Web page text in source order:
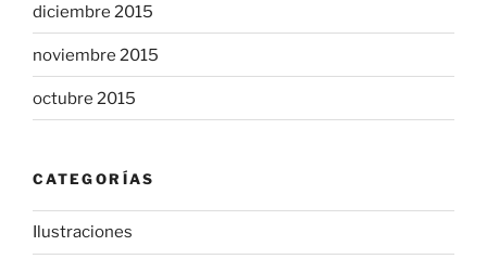
diciembre 2015
noviembre 2015
octubre 2015
CATEGORÍAS
Ilustraciones